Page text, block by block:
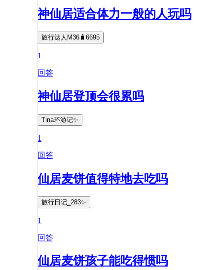
神仙居适合体力一般的人玩吗
旅行达人M36🧳6695
1
回答
神仙居登顶会很累吗
Tina环游记✨
1
回答
仙居麦饼值得特地去吃吗
旅行日记_283✨
1
回答
仙居麦饼孩子能吃得惯吗